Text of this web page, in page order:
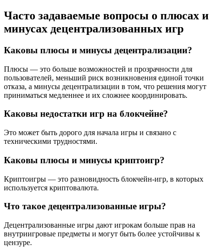
Часто задаваемые вопросы о плюсах и
минусах децентрализованных игр
Каковы плюсы и минусы децентрализации?
Плюсы — это больше возможностей и прозрачности для
пользователей, меньший риск возникновения единой точки
отказа, а минусы децентрализации в том, что решения могут
приниматься медленнее и их сложнее координировать.
Каковы недостатки игр на блокчейне?
Это может быть дорого для начала игры и связано с
техническими трудностями.
Каковы плюсы и минусы криптоигр?
Криптоигры — это разновидность блокчейн-игр, в которых
используется криптовалюта.
Что такое децентрализованные игры?
Децентрализованные игры дают игрокам больше прав на
внутриигровые предметы и могут быть более устойчивы к
цензуре.